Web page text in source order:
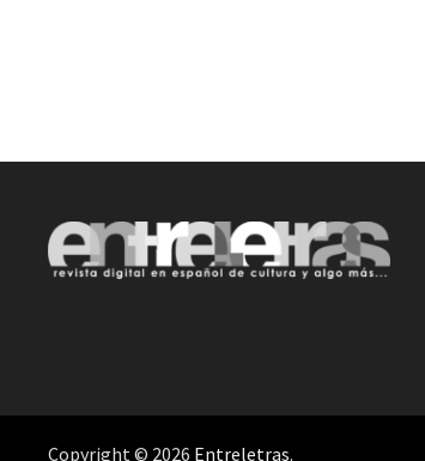
Copyright © 2026 Entreletras.